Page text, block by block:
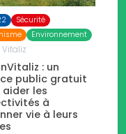
Sécurité
Environnement
Vitaliz
: un
public gratuit
aider les
à
vie à leurs